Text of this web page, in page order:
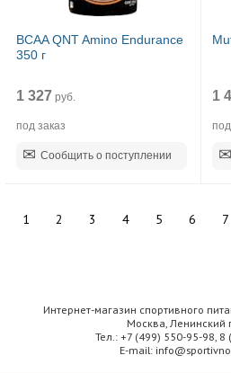
BCAA QNT Amino Endurance
350 г
1 327 руб.
под заказ
Сообщить о поступлении
1
1 2 3 4 5 6 7
Интернет-магазин спортивного
Москва, Ленинский
Тел.: +7 (499) 550-95-98, 8
E-mail: